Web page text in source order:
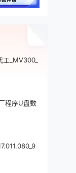
_MV300_
程序U盘数